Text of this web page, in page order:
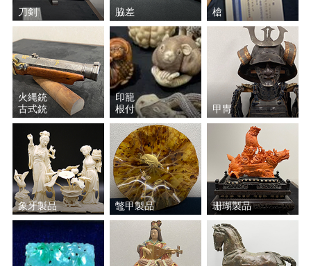
刀剣 脇差 槍
火縄銃
古式銃
印籠
根付
甲冑
象牙製品 鼈甲製品 珊瑚製品